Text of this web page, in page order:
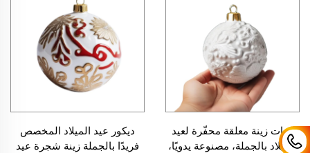
كرات زينة معلقة محفّرة لعيد
الميلاد بالجملة، مصنوعة يدويًا،
ديكور عيد الميلاد المخصص
فريدًا بالجملة زينة شجرة عيد